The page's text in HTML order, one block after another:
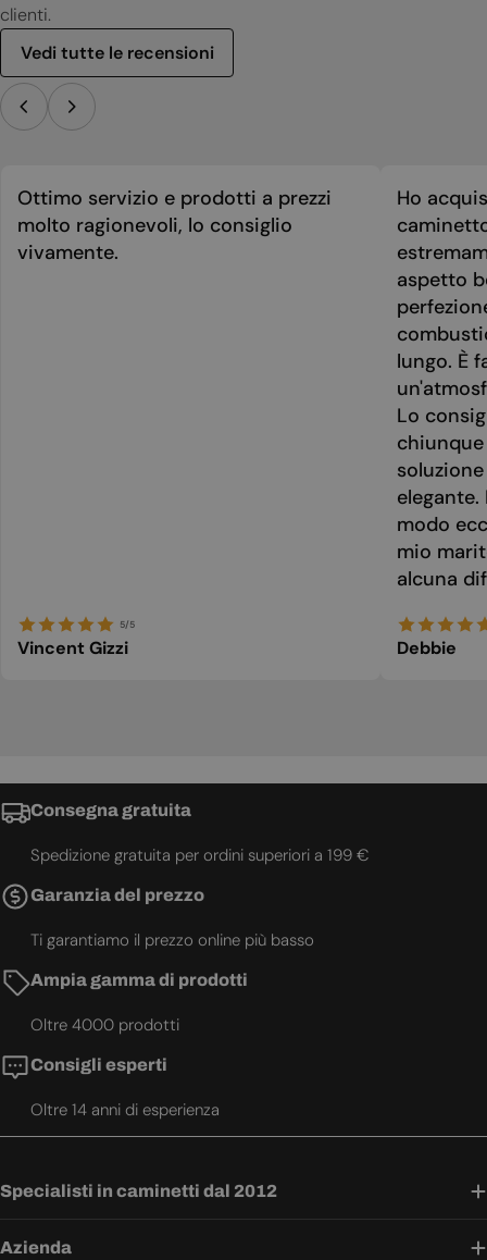
clienti.
Vedi tutte le recensioni
Ottimo servizio e prodotti a prezzi
molto ragionevoli, lo consiglio
vivamente.
5/5
Vincent Gizzi
Ho
aspetto
lungo. È
Lo
modo
mio
alcuna
Debbie
Consegna gratuita
Spedizione gratuita per ordini superiori a 199 €
Garanzia del prezzo
Ti garantiamo il prezzo online più basso
Ampia gamma di prodotti
Oltre 4000 prodotti
Consigli esperti
Oltre 14 anni di esperienza
Specialisti in caminetti dal 2012
Azienda